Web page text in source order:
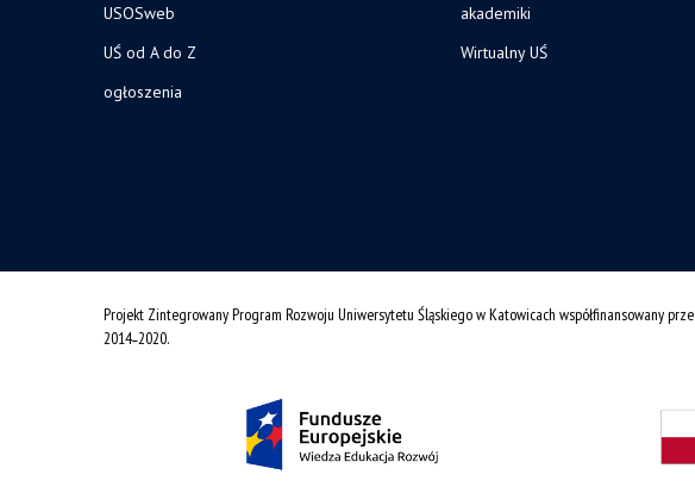
USOSweb
UŚ od A do Z
ogłoszenia
akademiki
Wirtualny UŚ
Projekt Zintegrowany Program Rozwoju Uniwersytetu Śląskiego w Katowicach współfinansowany
2014˗2020.